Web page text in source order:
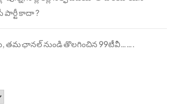
పార్టీ కాదా ?
తమ ఛానల్ నుండి తొలగించిన 99టీవీ…….